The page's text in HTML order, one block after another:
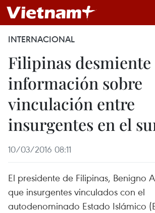
INTERNACIONAL
Filipinas desmiente
información sobre
vinculación entre
insurgentes en el
10/03/2016 08:11
El presidente de Filipinas, Benigno
que insurgentes vinculados con el
autodenominado Estado Islámico